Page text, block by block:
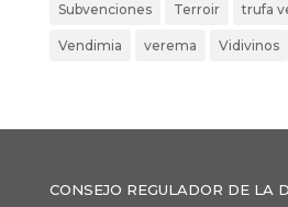
Subvenciones Terroir trufa
Vendimia verema Vidivinos
CONSEJO REGULADOR DE LA